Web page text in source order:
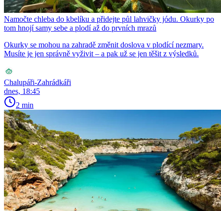
Namočte chleba do kbelíku a přidejte půl lahvičky jódu. Okurky po
tom hnojí samy sebe a plodí až do prvních mrazů
Okurky se mohou na zahradě změnit doslova v plodící nezmary.
Musíte je jen správně vyživit – a pak už se jen těšit z výsledků.
Chalupáři-Zahrádkáři
dnes, 18:45
2 min